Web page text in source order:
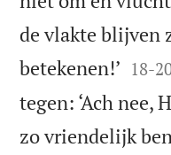
de vlakte blijven
betekenen!’ 

18-
tegen: ‘Ach nee,
zo vriendelijk